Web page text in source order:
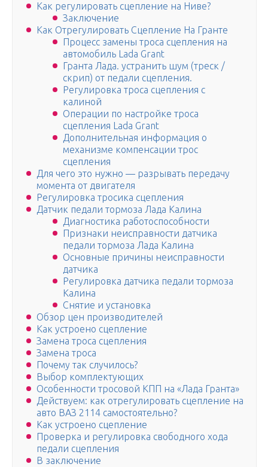
Как регулировать сцепление на Ниве?
Заключение
Как Отрегулировать Сцепление На Гранте
Процесс замены троса сцепления на
автомобиль Lada Grant
Гранта Лада. устранить шум (треск /
скрип) от педали сцепления.
Регулировка троса сцепления с
калиной
Операции по настройке троса
сцепления Lada Grant
Дополнительная информация о
механизме компенсации трос
сцепления
Для чего это нужно — разрывать передачу
момента от двигателя
Регулировка тросика сцепления
Датчик педали тормоза Лада Калина
Диагностика работоспособности
Признаки неисправности датчика
педали тормоза Лада Калина
Основные причины неисправности
датчика
Регулировка датчика педали тормоза
Калина
Снятие и установка
Обзор цен производителей
Как устроено сцепление
Замена троса сцепления
Замена троса
Почему так случилось?
Выбор комплектующих
Особенности тросовой КПП на «Лада Гранта»
Действуем: как отрегулировать сцепление на
авто ВАЗ 2114 самостоятельно?
Как устроено сцепление
Проверка и регулировка свободного хода
педали сцепления
В заключение